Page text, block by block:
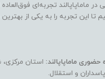
ماماپاپالند تجربه‌ای
تا این تجربه را به یکی از
ماماپاپالند: استان
و استقلال.